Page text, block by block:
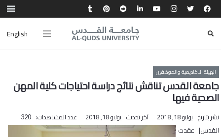
English
الهيئة الاكاديمية والموظفين
جامعة القدس تناقش نتائج دراسة احتياجات كلية المهن
الصحية فيها
نشر بتاريخ يوليو 18, 2018 آخر تحديث يوليو 18, 2018 عدد المشاهدات: 320
القدس| عقدت